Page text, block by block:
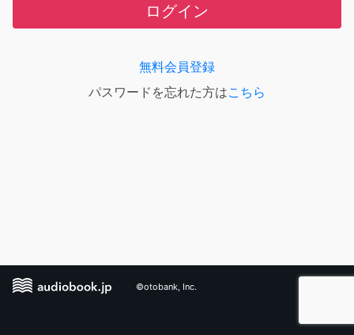
ログイン
無料会員登録
パスワードを忘れた方はこちら
©otobank, Inc.